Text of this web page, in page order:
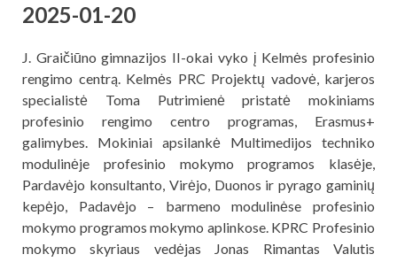
2025-01-20
J. Graičiūno gimnazijos II-okai vyko į Kelmės profesinio
rengimo centrą. Kelmės PRC Projektų vadovė, karjeros
specialistė Toma Putrimienė pristatė mokiniams
profesinio rengimo centro programas, Erasmus+
galimybes. Mokiniai apsilankė Multimedijos techniko
modulinėje profesinio mokymo programos klasėje,
Pardavėjo konsultanto, Virėjo, Duonos ir pyrago gaminių
kepėjo, Padavėjo – barmeno modulinėse profesinio
mokymo programos mokymo aplinkose. KPRC Profesinio
mokymo skyriaus vedėjas Jonas Rimantas Valutis